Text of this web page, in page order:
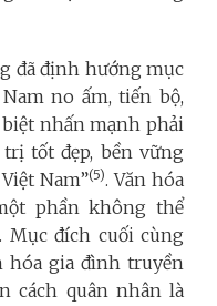
đã định hướng mục
no ấm, tiến bộ,
nhấn mạnh phải
tốt đẹp, bền vững
Nam”(5). Văn hóa
phần không thể
Mục đích cuối cùng
hóa gia đình truyền
cách quân nhân là